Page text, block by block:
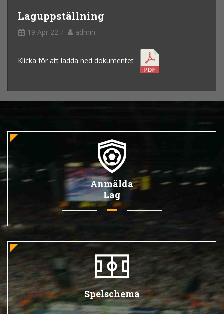
Laguppställning
19 Apr 22 admin
Klicka för att ladda ned dokumentet
Anmälda
Lag
Spelschema